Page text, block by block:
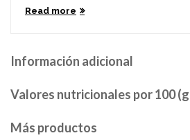
Read more
Información adicional
Valores nutricionales por 100
Más productos